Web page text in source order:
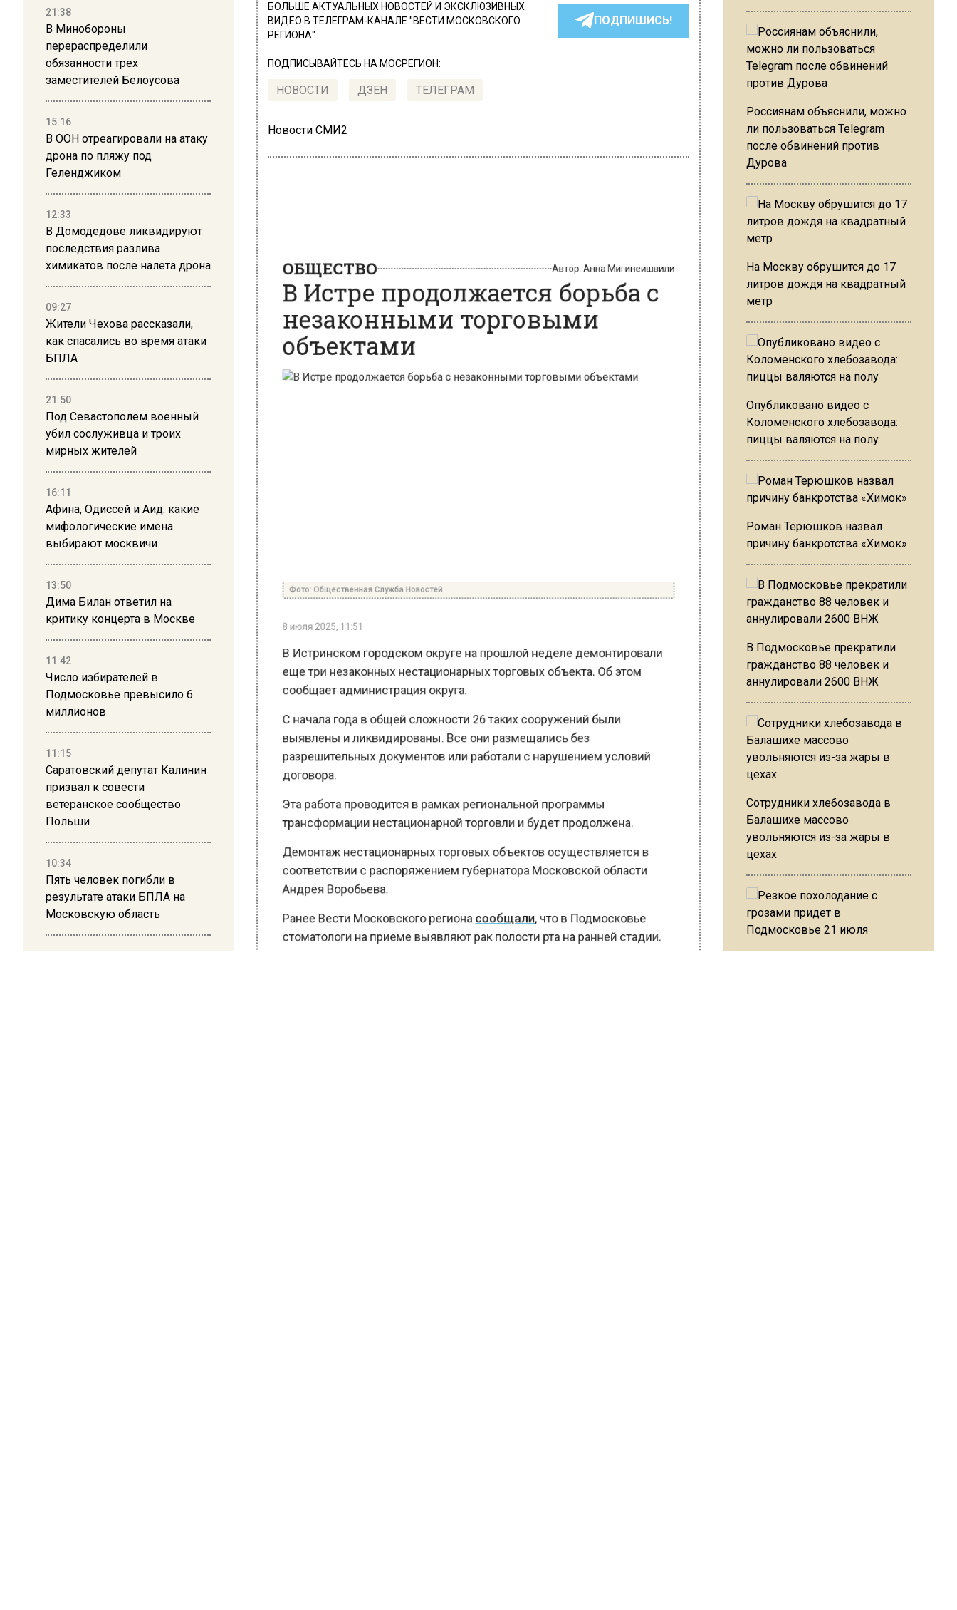
21:38
В Минобороны
перераспределили
обязанности трех
заместителей Белоусова
15:16
В ООН отреагировали на атаку
дрона по пляжу под
Геленджиком
12:33
В Домодедове ликвидируют
последствия разлива
химикатов после налета дрона
09:27
Жители Чехова рассказали,
как спасались во время атаки
БПЛА
21:50
Под Севастополем военный
убил сослуживца и троих
мирных жителей
16:11
Афина, Одиссей и Аид: какие
мифологические имена
выбирают москвичи
13:50
Дима Билан ответил на
критику концерта в Москве
11:42
Число избирателей в
Подмосковье превысило 6
миллионов
11:15
Саратовский депутат Калинин
призвал к совести
ветеранское сообщество
Польши
10:34
Пять человек погибли в
результате атаки БПЛА на
Московскую область
БОЛЬШЕ АКТУАЛЬНЫХ НОВОСТЕЙ И ЭКСКЛЮЗИВНЫХ
ВИДЕО В ТЕЛЕГРАМ-КАНАЛЕ "ВЕСТИ МОСКОВСКОГО
РЕГИОНА".
ПОДПИШИСЬ!
ПОДПИСЫВАЙТЕСЬ НА МОСРЕГИОН:
НОВОСТИ ДЗЕН ТЕЛЕГРАМ
Новости СМИ2
В Истре продолжается борьба с
незаконными торговыми
объектами
еще три незаконных нестационарных торговых объекта. Об этом
сообщает администрация округа.
С начала года в общей сложности 26 таких сооружений были
выявлены и ликвидированы. Все они размещались без
разрешительных документов или работали с нарушением условий
договора.
Эта работа проводится в рамках региональной программы
трансформации нестационарной торговли и будет продолжена.
Демонтаж нестационарных торговых объектов осуществляется в
соответствии с распоряжением губернатора Московской области
Андрея Воробьева.
Ранее Вести Московского региона сообщали
, что в Подмосковье
Россиянам объяснили, можно
ли пользоваться Telegram
после обвинений против
Дурова
На Москву обрушится до 17
литров дождя на квадратный
метр
Опубликовано видео с
Коломенского хлебозавода:
пиццы валяются на полу
Роман Терюшков назвал
причину банкротства «Химок»
В Подмосковье прекратили
гражданство 88 человек и
аннулировали 2600 ВНЖ
Сотрудники хлебозавода в
Балашихе массово
увольняются из-за жары в
цехах